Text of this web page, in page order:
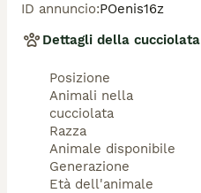
ID annuncio:POenis16z
Dettagli della cucciolata
Posizione
Animali nella
cucciolata
Razza
Animale disponibile
Generazione
Età dell'animale